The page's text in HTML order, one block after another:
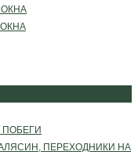
ПОБЕГИ
ПЕРЕХОДНИКИ НА